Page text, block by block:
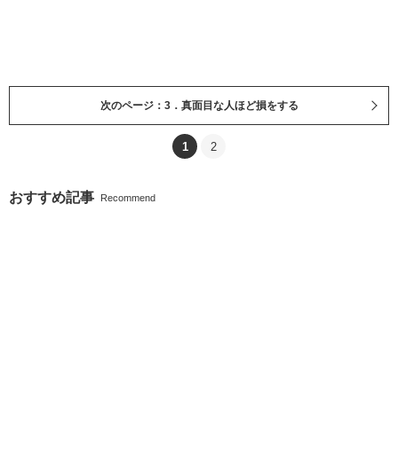
次のページ：3．真面目な人ほど損をする
1 2
おすすめ記事 Recommend